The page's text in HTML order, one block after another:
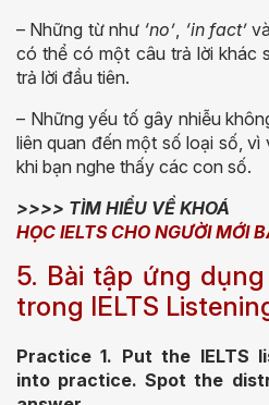
– Những từ như ‘no’ ‘in fact’ và
có thể có một câu trả lời khác
trả lời đầu tiên.
– Những yếu tố gây nhiễu
liên quan đến một số loại số,
khi bạn nghe thấy các con số.
>>>> TÌM HIỂU VỀ KHOÁ
HỌC IELTS CHO NGƯỜI MỚI
5. Bài tập ứng
trong IELTS
Practice 1. Put the IELTS
into practice. Spot the